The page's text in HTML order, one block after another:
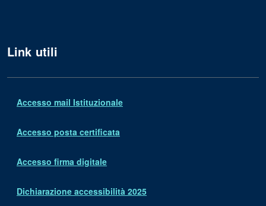
Link utili
Accesso mail Istituzionale
Accesso posta certificata
Accesso firma digitale
Dichiarazione accessibilità 2025